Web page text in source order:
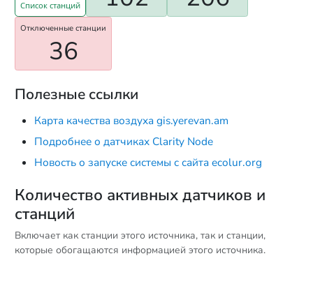
Список станций
Отключенные станции
36
Полезные ссылки
Карта качества воздуха gis.yerevan.am
Подробнее о датчиках Clarity Node
Новость о запуске системы с сайта ecolur.org
Количество активных датчиков и
станций
Включает как станции этого источника, так и станции,
которые обогащаются информацией этого источника.